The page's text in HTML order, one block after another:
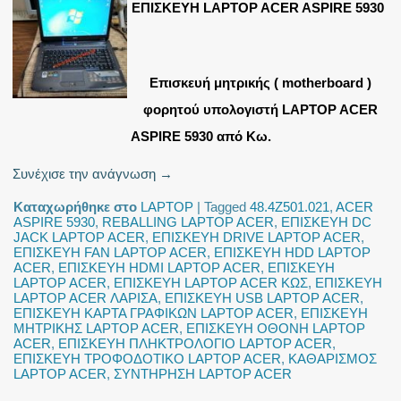
ΕΠΙΣΚΕΥΗ LAPTOP ACER ASPIRE 5930
Επισκευή μητρικής ( motherboard )
φορητού υπολογιστή LAPTOP ACER
ASPIRE 5930 από Κω.
Συνέχισε την ανάγνωση →
Καταχωρήθηκε στο LAPTOP |Tagged 48.4Z501.021,ACER
ASPIRE 5930, REBALLING LAPTOP ACER, ΕΠΙΣΚΕΥΗ DC
JACK LAPTOP ACER, ΕΠΙΣΚΕΥΗ DRIVE LAPTOP ACER,
ΕΠΙΣΚΕΥΗ FAN LAPTOP ACER, ΕΠΙΣΚΕΥΗ HDD LAPTOP
ACER, ΕΠΙΣΚΕΥΗ HDMI LAPTOP ACER, ΕΠΙΣΚΕΥΗ
LAPTOP ACER, ΕΠΙΣΚΕΥΗ LAPTOP ACER ΚΩΣ, ΕΠΙΣΚΕΥΗ
LAPTOP ACER ΛΑΡΙΣΑ, ΕΠΙΣΚΕΥΗ USB LAPTOP ACER,
ΕΠΙΣΚΕΥΗ ΚΑΡΤΑ ΓΡΑΦΙΚΩΝ LAPTOP ACER, ΕΠΙΣΚΕΥΗ
ΜΗΤΡΙΚΗΣ LAPTOP ACER, ΕΠΙΣΚΕΥΗ ΟΘΟΝΗ LAPTOP
ACER, ΕΠΙΣΚΕΥΗ ΠΛΗΚΤΡΟΛΟΓΙΟ LAPTOP ACER,
ΕΠΙΣΚΕΥΗ ΤΡΟΦΟΔΟΤΙΚΟ LAPTOP ACER, ΚΑΘΑΡΙΣΜΟΣ
LAPTOP ACER, ΣΥΝΤΗΡΗΣΗ LAPTOP ACER